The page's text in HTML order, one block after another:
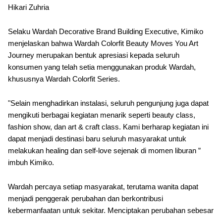
Hikari Zuhria
Selaku Wardah Decorative Brand Building Executive, Kimiko
menjelaskan bahwa Wardah Colorfit Beauty Moves You Art
Journey merupakan bentuk apresiasi kepada seluruh
konsumen yang telah setia menggunakan produk Wardah,
khususnya Wardah Colorfit Series.
"Selain menghadirkan instalasi, seluruh pengunjung juga dapat
mengikuti berbagai kegiatan menarik seperti beauty class,
fashion show, dan art & craft class. Kami berharap kegiatan ini
dapat menjadi destinasi baru seluruh masyarakat untuk
melakukan healing dan self-love sejenak di momen liburan ”
imbuh Kimiko.
Wardah percaya setiap masyarakat, terutama wanita dapat
menjadi penggerak perubahan dan berkontribusi
kebermanfaatan untuk sekitar. Menciptakan perubahan sebesar